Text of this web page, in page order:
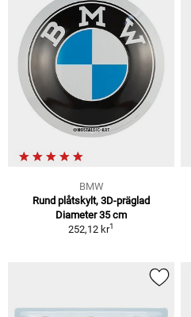
BMW
Rund plåtskylt, 3D-präglad
Diameter 35 cm
252,12 kr1